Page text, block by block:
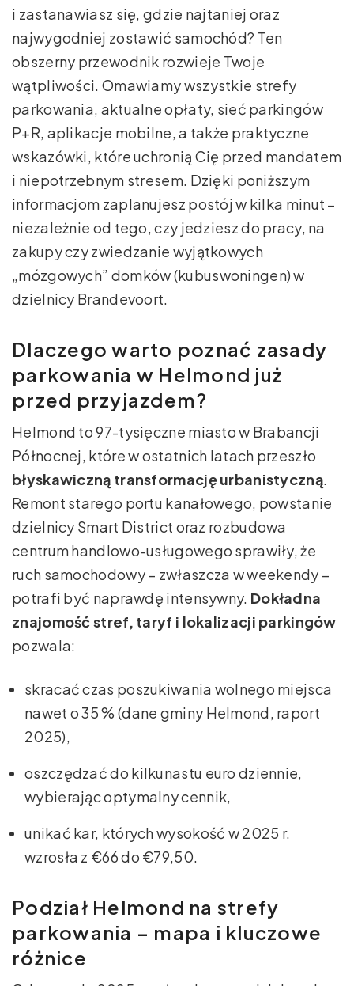
i zastanawiasz się, gdzie najtaniej oraz
najwygodniej zostawić samochód? Ten
obszerny przewodnik rozwieje Twoje
wątpliwości. Omawiamy wszystkie strefy
parkowania, aktualne opłaty, sieć parkingów
P+R, aplikacje mobilne, a także praktyczne
wskazówki, które uchronią Cię przed mandatem
i niepotrzebnym stresem. Dzięki poniższym
informacjom zaplanujesz postój w kilka minut –
niezależnie od tego, czy jedziesz do pracy, na
zakupy czy zwiedzanie wyjątkowych
„mózgowych” domków (kubuswoningen) w
dzielnicy Brandevoort.
Dlaczego warto poznać zasady
parkowania w Helmond już
przed przyjazdem?
Helmond to 97-tysięczne miasto w Brabancji
Północnej, które w ostatnich latach przeszło
błyskawiczną transformację urbanistyczną.
Remont starego portu kanałowego, powstanie
dzielnicy Smart District oraz rozbudowa
centrum handlowo-usługowego sprawiły, że
ruch samochodowy – zwłaszcza w weekendy –
potrafi być naprawdę intensywny. Dokładna
znajomość stref, taryf i lokalizacji parkingów
pozwala:
skracać czas poszukiwania wolnego miejsca
nawet o 35 % (dane gminy Helmond, raport
2025),
oszczędzać do kilkunastu euro dziennie,
wybierając optymalny cennik,
unikać kar, których wysokość w 2025 r.
wzrosła z €66 do €79,50.
Podział Helmond na strefy
parkowania – mapa i kluczowe
różnice